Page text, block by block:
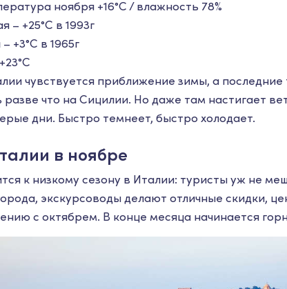
ноября +16°С / влажность 78%
– +25°С в 1993г
+3°С в 1965г
чувствуется приближение зимы, а последние
что на Сицилии. Но даже там настигает
дни. Быстро темнеет, быстро холодает.
в ноябре
к низкому сезону в Италии: туристы уж не
экскурсоводы делают отличные скидки,
с октябрем. В конце месяца начинается